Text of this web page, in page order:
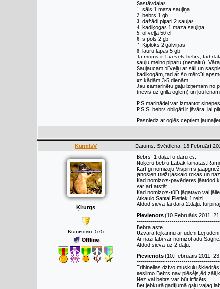
Sastāvdaļas
1. sāls 1 maza saujiņa
2. bebrs 1 gb
3. dažādi pipari 2 saujas
4. kadiķogas 1 maza saujiņa
5. olīveļļa 50 cl
6. sīpols 2 gb
7. Ķiploks 2 galviņas
8. lauru lapas 5 gb
Ja mums ir 1 vesels bebrs, tad
sauju melno piparu (nemaltu).
Saujaucam olīveļļu ar sāli un
kadiķogām, tad ar šo mērcīti
uz kādām 3-5 dienām.
Jau samarinētu gaļu izņemam no
(nevis uz grilla oglēm) un ļoti
P.S.marinādei var izmantot
P.S.S. bebrs obligāti ir jāvāra, lai
Pasniedz ar oglēs ceptiem
KurmisV Datums: Svētdiena,
Ķirurgs
Komentāri: 575
Bebrs .1 daļa.To daru es.
Noķeru bebru.Labāk
Kārtīgi nomizoju.Vispirms
jānosien.Bieži jāskalo rokas un
Kad nomizots-pavēderes jāatdod
var arī atstāt.
Kad nomizots-tūlīt jāgatavo vai
Atkaulo.Samaļ.Pietiek 1 reizi.
Atdod sievai lai dara 2.daļu.
Pievienots (10.Februāris.2011,
Bebra aste.
Uzvāra tējkannu ar ūdeni.Lej
Ar nazi labi var nomizot
Atdod sievai uz 2 daļu.
Pievienots (10.Februāris.2011,
Trihinellas dzīvo muskuļu
neslimo.Bebrs nav plēsējs,ēd
Nez vai bebrs var būt inficēts.
Bet jebkurā gadījumā gaļu vajag